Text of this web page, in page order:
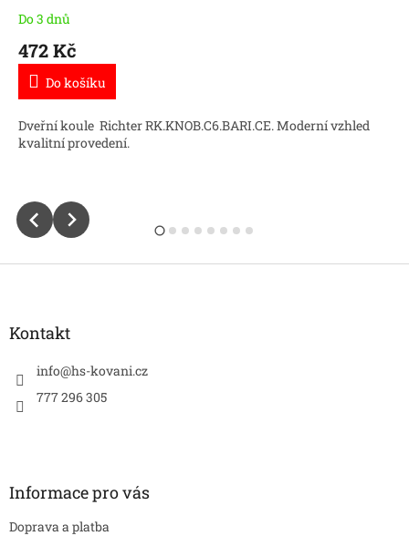
Do 3 dnů
472 Kč
Do košíku
Dveřní koule Richter RK.KNOB.C6.BARI.CE. Moderní vzhled
kvalitní provedení.
Z
Kontakt
info@hs-kovani.cz
777 296 305
Informace pro vás
Doprava a platba